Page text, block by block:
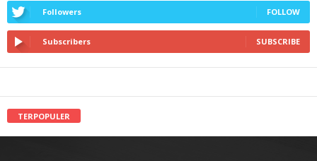
Followers FOLLOW
Subscribers SUBSCRIBE
TERPOPULER